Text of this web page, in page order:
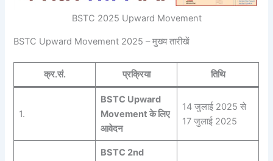
BSTC 2025 Upward Movement
BSTC Upward Movement 2025 – मुख्य तारीखें
क्र.सं. प्रक्रिया तिथि
1.
BSTC Upward
Movement के लिए
आवेदन
14 जुलाई 2025 से
17 जुलाई 2025
BSTC 2nd